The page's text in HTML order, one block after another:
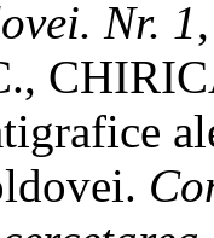
Nr. 1